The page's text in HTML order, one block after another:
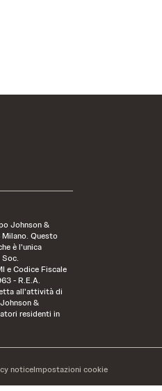
Johnson &
Questo
è l'unica
e Codice Fiscale
- R.E.A.
all'attività di
&
residenti in
noticeImpostazioni cookie